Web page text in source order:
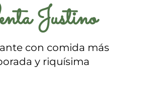
Justino
con comida más
y riquísima